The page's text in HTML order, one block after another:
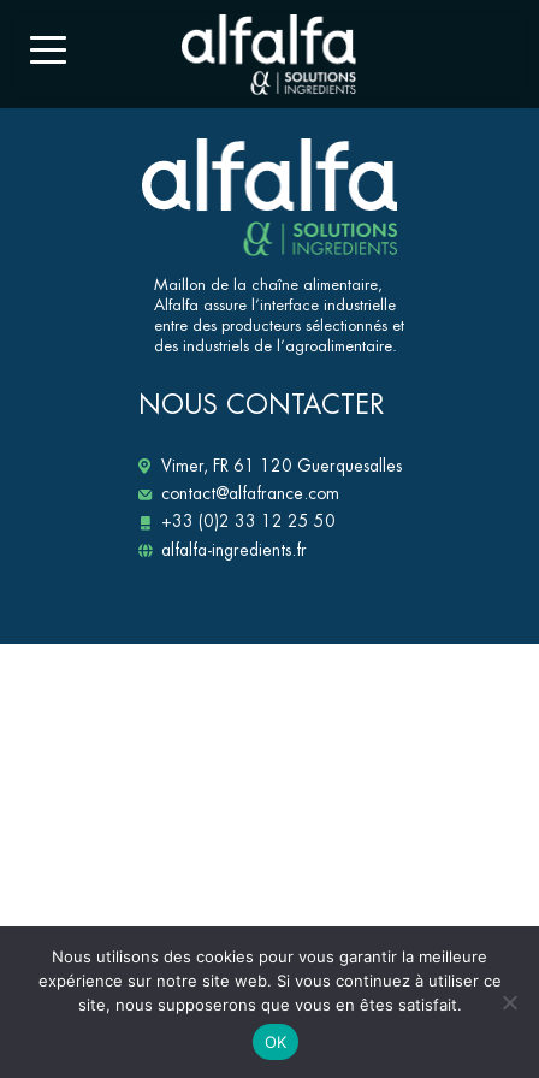
Maillon de la chaîne alimentaire,
Alfalfa assure l’interface industrielle
entre des producteurs sélectionnés et
des industriels de l’agroalimentaire.
NOUS CONTACTER
Vimer, FR 61 120 Guerquesalles
contact@alfafrance.com
+33 (0)2 33 12 25 50
alfalfa-ingredients.fr
Nous utilisons des cookies pour vous garantir la meilleure
expérience sur notre site web. Si vous continuez à utiliser ce
site, nous supposerons que vous en êtes satisfait.
OK